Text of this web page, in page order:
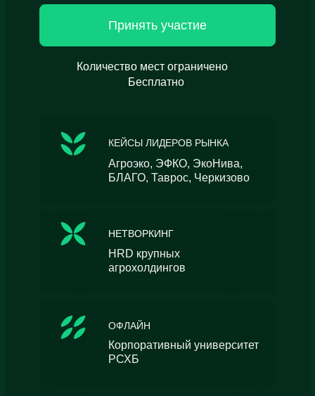
Бесплатно
Принять участие
ОФЛАЙН
Корпоративный университет
РСХБ
Агроэко, ЭФКО, ЭкоНива,
БЛАГО, Таврос, Черкизово
КЕЙСЫ ЛИДЕРОВ РЫНКА
НЕТВОРКИНГ
HRD крупных
агрохолдингов
Количество мест ограничено